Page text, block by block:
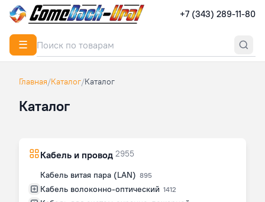
+7 (343) 289-11-80
☰
Главная/Каталог/Каталог
Каталог
Кабель и провод 2955
Кабель витая пара (LAN) 895
Кабель волоконно-оптический 1412